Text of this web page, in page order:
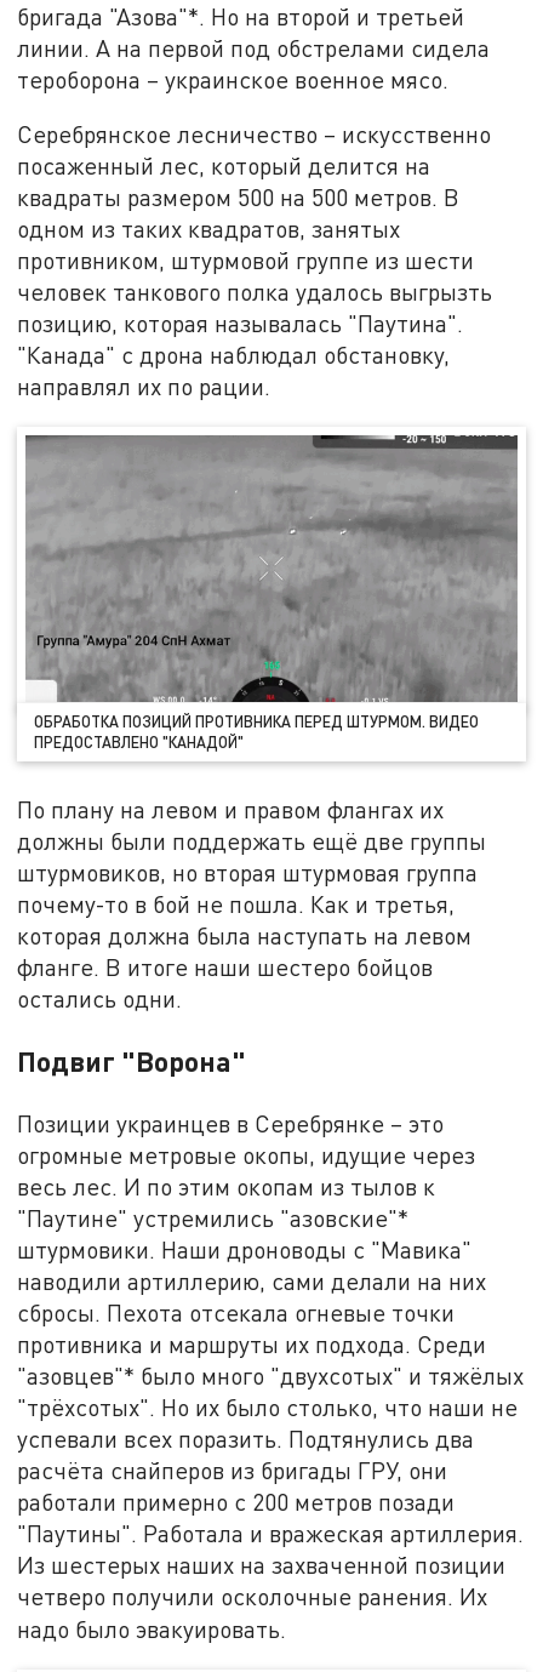
бригада "Азова"*. Но на второй и третьей
линии. А на первой под обстрелами сидела
тероборона – украинское военное мясо.
Серебрянское лесничество – искусственно
посаженный лес, который делится на
квадраты размером 500 на 500 метров. В
одном из таких квадратов, занятых
противником, штурмовой группе из шести
человек танкового полка удалось выгрызть
позицию, которая называлась "Паутина".
"Канада" с дрона наблюдал обстановку,
направлял их по рации.
ОБРАБОТКА ПОЗИЦИЙ ПРОТИВНИКА ПЕРЕД ШТУРМОМ. ВИДЕО
ПРЕДОСТАВЛЕНО "КАНАДОЙ"
По плану на левом и правом флангах их
должны были поддержать ещё две группы
штурмовиков, но вторая штурмовая группа
почему-то в бой не пошла. Как и третья,
которая должна была наступать на левом
фланге. В итоге наши шестеро бойцов
остались одни.
Подвиг "Ворона"
Позиции украинцев в Серебрянке – это
огромные метровые окопы, идущие через
весь лес. И по этим окопам из тылов к
"Паутине" устремились "азовские"*
штурмовики. Наши дроноводы с "Мавика"
наводили артиллерию, сами делали на них
сбросы. Пехота отсекала огневые точки
противника и маршруты их подхода. Среди
"азовцев"* было много "двухсотых" и тяжёлых
"трёхсотых". Но их было столько, что наши не
успевали всех поразить. Подтянулись два
расчёта снайперов из бригады ГРУ, они
работали примерно с 200 метров позади
"Паутины". Работала и вражеская артиллерия.
Из шестерых наших на захваченной позиции
четверо получили осколочные ранения. Их
надо было эвакуировать.